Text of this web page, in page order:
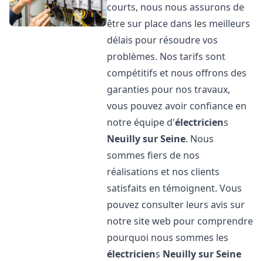
courts, nous nous assurons de
être sur place dans les meilleurs
délais pour résoudre vos
problèmes. Nos tarifs sont
compétitifs et nous offrons des
garanties pour nos travaux,
vous pouvez avoir confiance en
notre équipe d'électriciens
Neuilly sur Seine. Nous
sommes fiers de nos
réalisations et nos clients
satisfaits en témoignent. Vous
pouvez consulter leurs avis sur
notre site web pour comprendre
pourquoi nous sommes les
électriciens Neuilly sur Seine